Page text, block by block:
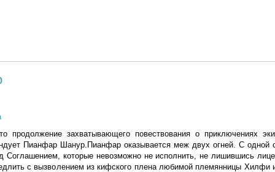
захватывающего повествования о приключениях
Пианфар Шанур.Пианфар оказывается меж двух огней. С одной
Соглашением, которые невозможно не исполнить, не лишившись
с вызволением из кифского плена любимой племянницы Хилфи